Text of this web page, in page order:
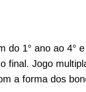
do 1° ano ao 4°
final. Jogo
a forma dos